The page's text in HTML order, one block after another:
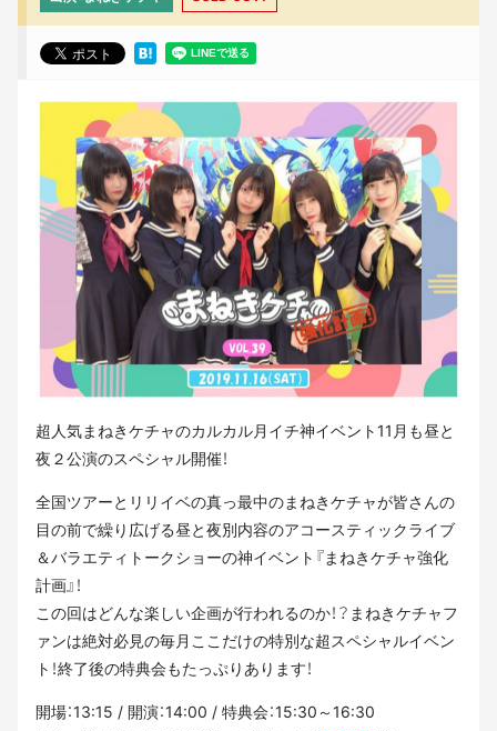
超人気まねきケチャのカルカル月イチ神イベント11月も昼と
夜２公演のスペシャル開催！
全国ツアーとリリイベの真っ最中のまねきケチャが皆さんの
目の前で繰り広げる昼と夜別内容のアコースティックライブ
＆バラエティトークショーの神イベント『まねきケチャ強化
計画』！
この回はどんな楽しい企画が行われるのか！？まねきケチャフ
ァンは絶対必見の毎月ここだけの特別な超スペシャルイベン
ト！終了後の特典会もたっぷりあります！
開場：13:15 / 開演：14:00 / 特典会：15:30～16:30